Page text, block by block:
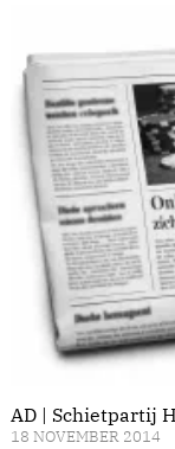
AD | Schietpartij
18 NOVEMBER 2014